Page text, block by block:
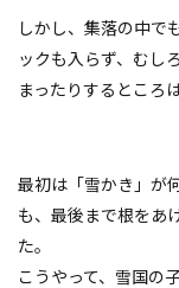
しかし、集落の中で
ックも入らず、むし
まったりするところ
最初は「雪かき」が
も、最後まで根をあ
た。
こうやって、雪国の